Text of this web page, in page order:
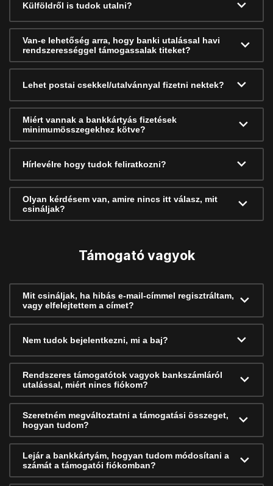
Külföldről is tudok utalni?
Van-e lehetőség arra, hogy banki utalással havi
rendszerességgel támogassalak titeket?
Lehet postai csekkel/utalvánnyal fizetni nektek?
Miért vannak a bankkártyás fizetések
minimumösszegekhez kötve?
Hírlevélre hogy tudok feliratkozni?
Olyan kérdésem van, amire nincs itt válasz, mit
csináljak?
Támogató vagyok
Mit csináljak, ha hibás e-mail-címmel regisztráltam,
vagy elfelejtettem a címet?
Nem tudok bejelentkezni, mi a baj?
Rendszeres támogatótok vagyok bankszámláról
utalással, miért nincs fiókom?
Szeretném megváltoztatni a támogatási összeget,
hogyan tudom?
Lejár a bankkártyám, hogyan tudom módosítani a
számát a támogatói fiókomban?